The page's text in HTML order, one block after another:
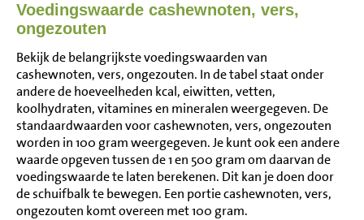
Voedingswaarde cashewnoten, vers,
ongezouten
Bekijk de belangrijkste voedingswaarden van
cashewnoten, vers, ongezouten. In de tabel staat onder
andere de hoeveelheden kcal, eiwitten, vetten,
koolhydraten, vitamines en mineralen weergegeven. De
standaardwaarden voor cashewnoten, vers, ongezouten
worden in 100 gram weergegeven. Je kunt ook een andere
waarde opgeven tussen de 1 en 500 gram om daarvan de
voedingswaarde te laten berekenen. Dit kan je doen door
de schuifbalk te bewegen. Een portie cashewnoten, vers,
ongezouten komt overeen met 100 gram.